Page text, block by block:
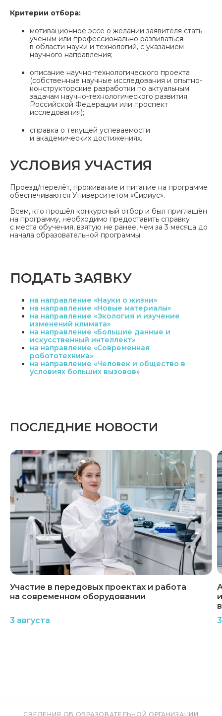
Критерии отбора:
мотивационное эссе о желании заявителя стать
учёным или профессионально развиваться
в области науки и технологий, с указанием
научного направления;
описание научно-технологического проекта
(собственные научные исследования и опытно-
конструкторские разработки по актуальным
задачам научно-технологического развития
Российской Федерации или проспект
исследования);
справка о текущей успеваемости
и академических достижениях.
УСЛОВИЯ УЧАСТИЯ
Проезд/перелёт, проживание и питание на программе
обеспечиваются Университетом «Сириус».
Всем, кто прошёл конкурсный отбор и был приглашён
на программу, необходимо предоставить справку
с места обучения, взятую не ранее, чем за 3 месяца до
начала образовательной программы.
ПОДАТЬ ЗАЯВКУ
на направление «Науки о жизни»
на направление «Новые материалы»
на направление «Экология и изучение
изменений климата»
на направление «Большие данные и
искусственный интеллект»
на направление «Современная
робототехника»
на направление «Человек и общество в
условиях больших вызовов»
ПОСЛЕДНИЕ НОВОСТИ
Участие в передовых проектах и работа
на современном оборудовании
3 августа
СВЕДЕНИЯ ОБ ОБРАЗОВАТЕЛЬНОЙ ОРГАНИЗАЦИИ